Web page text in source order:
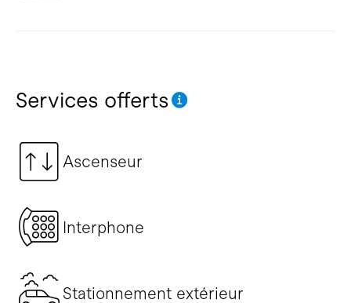
Services offerts
Ascenseur
Interphone
Stationnement extérieur